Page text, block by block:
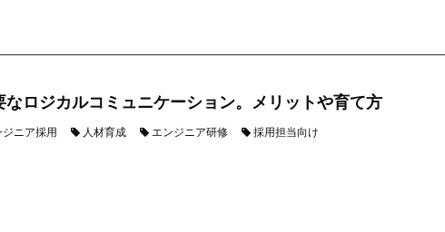
なロジカルコミュニケーション。メリットや育て方
ジニア採用 人材育成 エンジニア研修 採用担当向け